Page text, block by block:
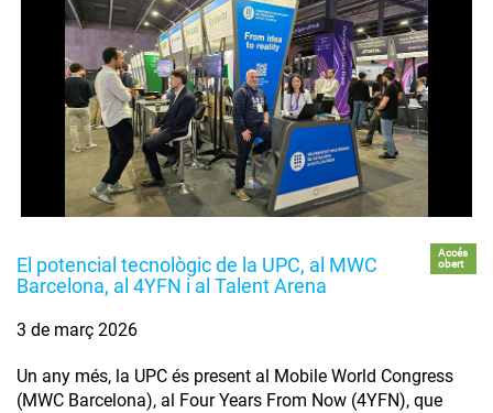
El potencial tecnològic de la UPC, al MWC
Barcelona, al 4YFN i al Talent Arena
Accés
obert
3 de març 2026
Un any més, la UPC és present al Mobile World Congress
(MWC Barcelona), al Four Years From Now (4YFN), que